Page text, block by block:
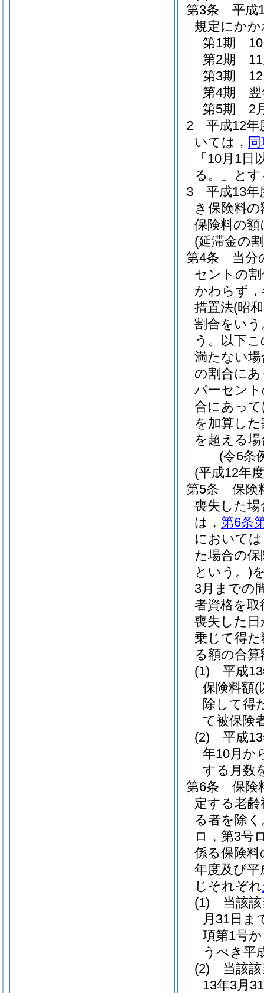
第3条
平成
規定にか
第1期 10
第2期 11
第3期 12
第4期 翌
第5期 2
2
平成12
いては，
「10月1
る。」と
3
平成13
き保険料
保険料の
(延滞金の
第4条
当分
セントの
かわらず
措置法(昭
割合をいう
う。以下
満たない
の割合に
パーセン
合にあっ
を加算した
を超える
(令6条
(平成12年
第5条
保険
喪失した
は， 第6条
において
た場合の保
という。)
3月までの
者資格を
喪失した
乗じて得
る額の合
(1)
平成
保険料額(
除して得
て被保険
(2)
平成
年10月か
する月数
第6条
保険
定する老
る者を除
ロ，第3号
係る保険料
年度及び
じそれぞれ
(1)
当該
月31日ま
項第1号
うべき平
(2)
当該
13年3月